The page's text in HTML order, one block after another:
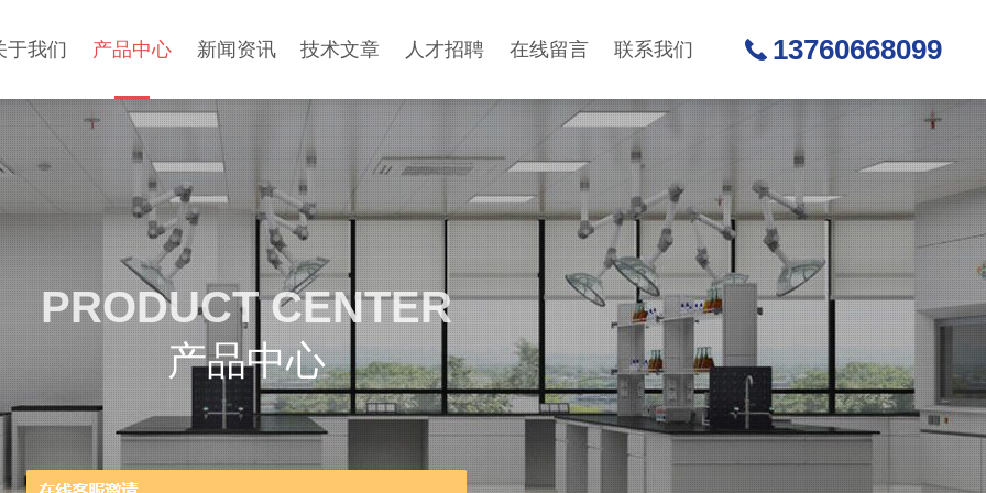
于我们 产品中心 新闻资讯 技术文章 人才招聘 在线留言 联系我们 13760668099
PRODUCT CENTER
产品中心